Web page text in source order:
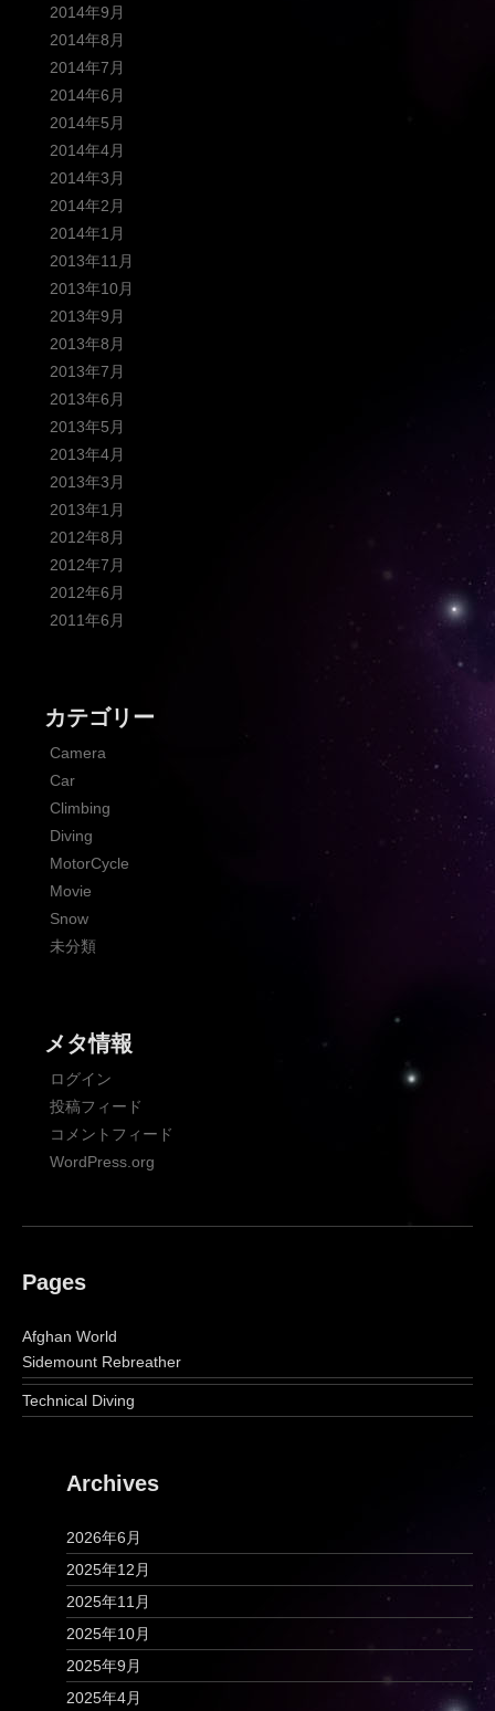
2014年9月
2014年8月
2014年7月
2014年6月
2014年5月
2014年4月
2014年3月
2014年2月
2014年1月
2013年11月
2013年10月
2013年9月
2013年8月
2013年7月
2013年6月
2013年5月
2013年4月
2013年3月
2013年1月
2012年8月
2012年7月
2012年6月
2011年6月
カテゴリー
Camera
Car
Climbing
Diving
MotorCycle
Movie
Snow
未分類
メタ情報
ログイン
投稿フィード
コメントフィード
WordPress.org
Pages
Afghan World
Sidemount Rebreather
Technical Diving
Archives
2026年6月
2025年12月
2025年11月
2025年10月
2025年9月
2025年4月